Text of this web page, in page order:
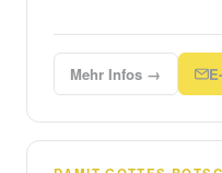
Mehr Infos →